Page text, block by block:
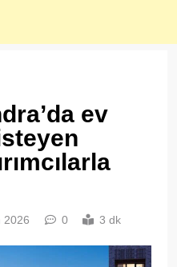
ev
2026 0 3 dk